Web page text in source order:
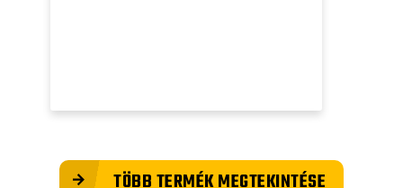
TÖBB TERMÉK MEGTEKINTÉSE